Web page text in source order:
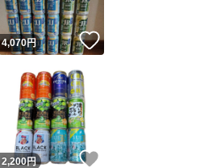
このユーザーは他フリマサービスでの取引実績があ
あり、発送を保証しているものではありません
このユーザーは高頻度で24時間以内＆設定した発
ます
出品ページへ
キャンセル
ね！
4,070円 いいね！
ね！
2,200円